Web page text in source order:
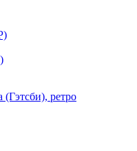
(Гэтсби), ретро